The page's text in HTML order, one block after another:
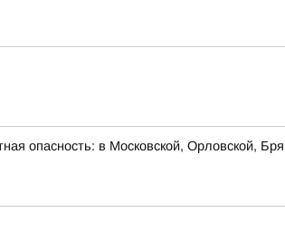
опасность: в Московской, Орловской,